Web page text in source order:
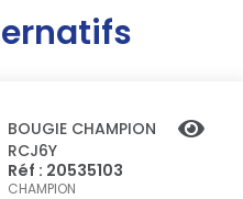
BOUGIE CHAMPION
RCJ6Y
Réf : 20535103
CHAMPION